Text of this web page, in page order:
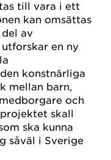
till vara i ett
kan omsättas
av
en ny
konstnärliga
mellan barn,
och
skall
ska kunna
såväl i Sverige